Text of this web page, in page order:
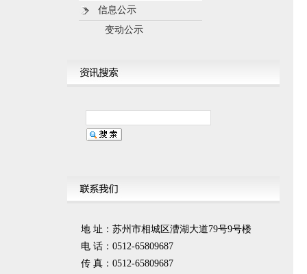
信息公示
变动公示
地 址：苏州市相城区漕湖大道79号9号楼
电 话：0512-65809687
传 真：0512-65809687